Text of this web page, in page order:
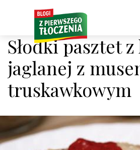
Słodki pasztet z
jaglanej z
truskawkowym